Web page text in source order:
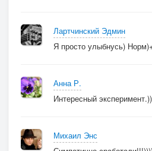
Лартчинский Эдмин
Я просто улыбнусь)
Анна Р.
Интересный эксперимент.))
Михаил Энс